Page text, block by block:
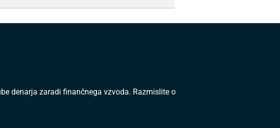
denarja zaradi finančnega vzvoda. Razmislite o